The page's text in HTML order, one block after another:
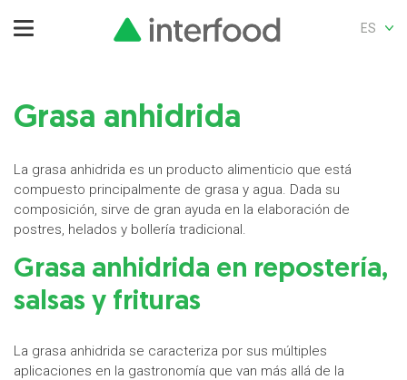
ES
Grasa anhidrida
La grasa anhidrida es un producto alimenticio que está
compuesto principalmente de grasa y agua. Dada su
composición, sirve de gran ayuda en la elaboración de
postres, helados y bollería tradicional.
Grasa anhidrida en repostería,
salsas y frituras
La grasa anhidrida se caracteriza por sus múltiples
aplicaciones en la gastronomía que van más allá de la